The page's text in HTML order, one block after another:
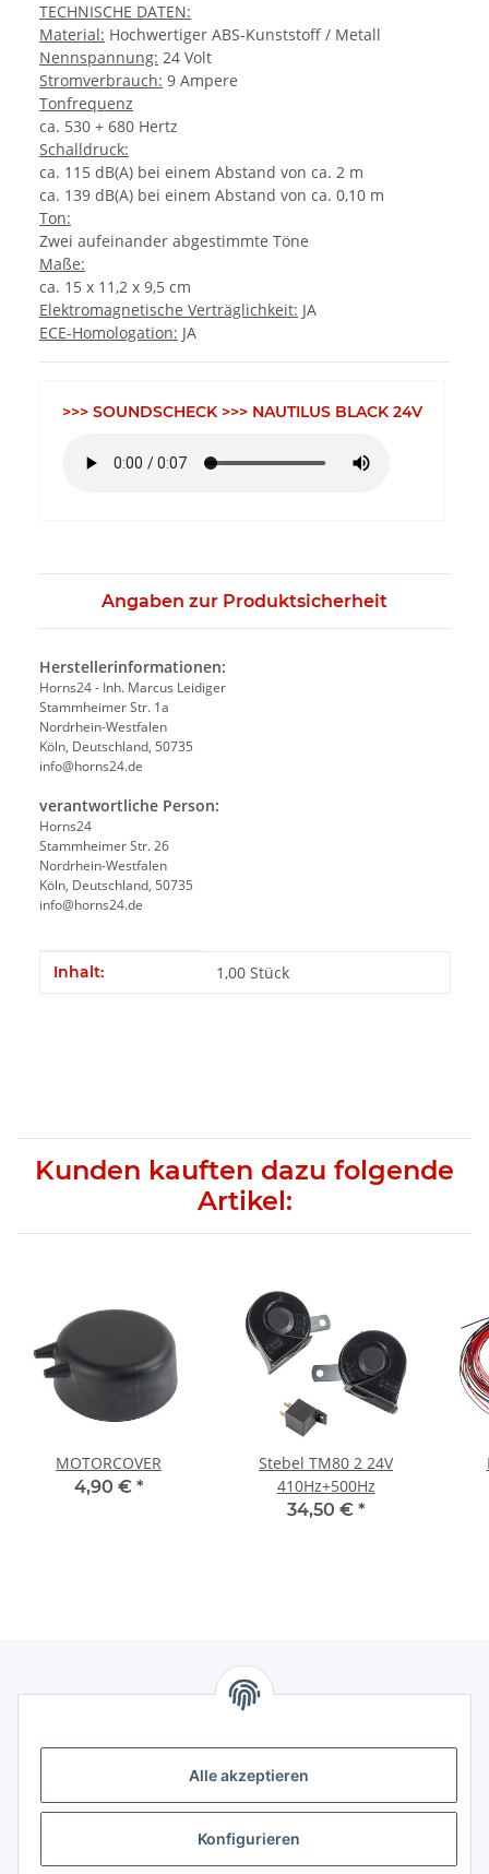
Alle akzeptieren
Konfigurieren
TECHNISCHE DATEN:
Material: Hochwertiger ABS-Kunststoff / Metall
Nennspannung: 24 Volt
Stromverbrauch: 9 Ampere
Tonfrequenz
ca. 530 + 680 Hertz
Schalldruck:
ca. 115 dB(A) bei einem Abstand von ca. 2 m
ca. 139 dB(A) bei einem Abstand von ca. 0,10 m
Ton:
Zwei aufeinander abgestimmte Töne
Maße:
ca. 15 x 11,2 x 9,5 cm
Elektromagnetische Verträglichkeit: JA
ECE-Homologation: JA
>>> SOUNDSCHECK >>> NAUTILUS BLACK 24V
Angaben zur Produktsicherheit
Herstellerinformationen:
Horns24 - Inh. Marcus Leidiger
Stammheimer Str. 1a
Nordrhein-Westfalen
Köln, Deutschland, 50735
info@horns24.de
verantwortliche Person:
Horns24
Stammheimer Str. 26
Nordrhein-Westfalen
Köln, Deutschland, 50735
info@horns24.de
Produkteigenschaft
Wert
Inhalt: 1,00 Stück
Kunden kauften dazu folgende
Artikel:
MOTORCOVER
4,90 € *
Stebel TM80 2 24V
410Hz+500Hz
34,50 € *
Gesetzliche Informationen
Gesetzliche Informationen